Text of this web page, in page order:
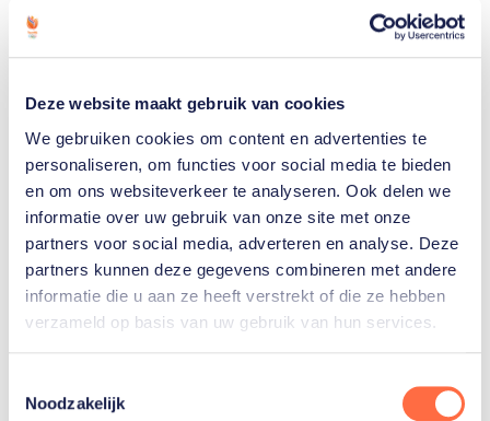
Deze website maakt gebruik van cookies
We gebruiken cookies om content en advertenties te
personaliseren, om functies voor social media te bieden
en om ons websiteverkeer te analyseren. Ook delen we
informatie over uw gebruik van onze site met onze
partners voor social media, adverteren en analyse. Deze
partners kunnen deze gegevens combineren met andere
informatie die u aan ze heeft verstrekt of die ze hebben
verzameld op basis van uw gebruik van hun services.
Noodzakelijk
Welke Nederlanders hebben er
ooit meegedaan aan de
Olympische Spelen?